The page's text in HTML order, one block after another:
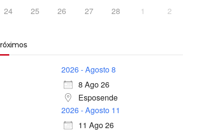
24 25 26 27 28 1 2
2026 - Agosto 8
8 Ago 26
Esposende
2026 - Agosto 11
11 Ago 26